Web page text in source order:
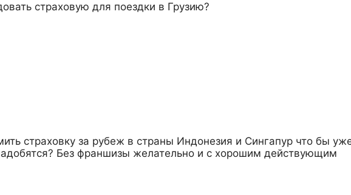
страховую для поездки в Грузию?
страховку за рубеж в страны Индонезия и Сингапур что бы
Без франшизы желательно и с хорошим действующим